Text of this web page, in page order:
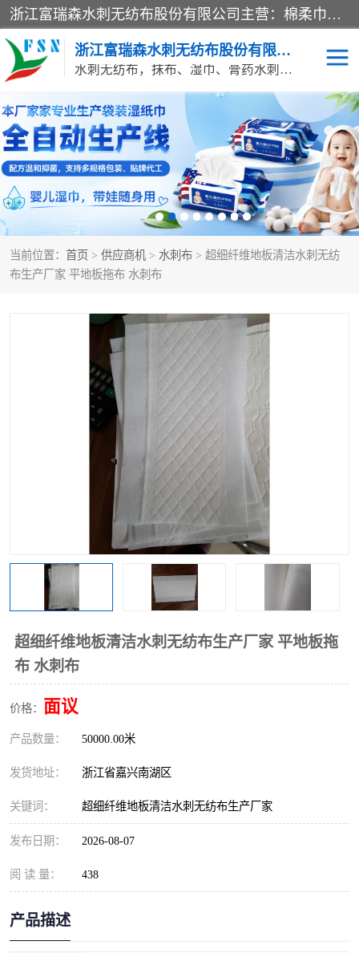
浙江富瑞森水刺无纺布股份有限公司主营：棉柔巾水刺无纺布、水刺布、水刺无纺布、膏药水刺无纺布、清洁抹布、湿巾、针刺无纺布、珍珠纹水刺无纺布、无纺布清洁抹布等产品。浙江富瑞森水刺无纺布股份有限公司积倡导由工程师全面负责生产工艺、产品质量检测的管理模式，通过ISO9001质量体系认证。
浙江富瑞森水刺无纺布股份有限公司
水刺无纺布，抹布、湿巾、膏药水刺无纺布、棉柔巾水刺无纺布、水刺布
当前位置： 首页 > 供应商机 > 水刺布 > 超细纤维地板清洁水刺无纺
布生产厂家 平地板拖布 水刺布
超细纤维地板清洁水刺无纺布生产厂家 平地板拖
布 水刺布
价格： 面议
产品数量： 50000.00米
发货地址： 浙江省嘉兴南湖区
关键词： 超细纤维地板清洁水刺无纺布生产厂家
发布日期： 2026-08-07
阅 读 量： 438
产品描述
水刺布 巴布贴水刺布
PVC革基布 无纺布清洁抹布
抗菌等功能性产品
多种清洁尘掸 珍珠纹水刺无纺布
膏药水刺无纺布 湿巾
棉柔巾水刺无纺布 印花压花复合布
地拖布
清洁抹布